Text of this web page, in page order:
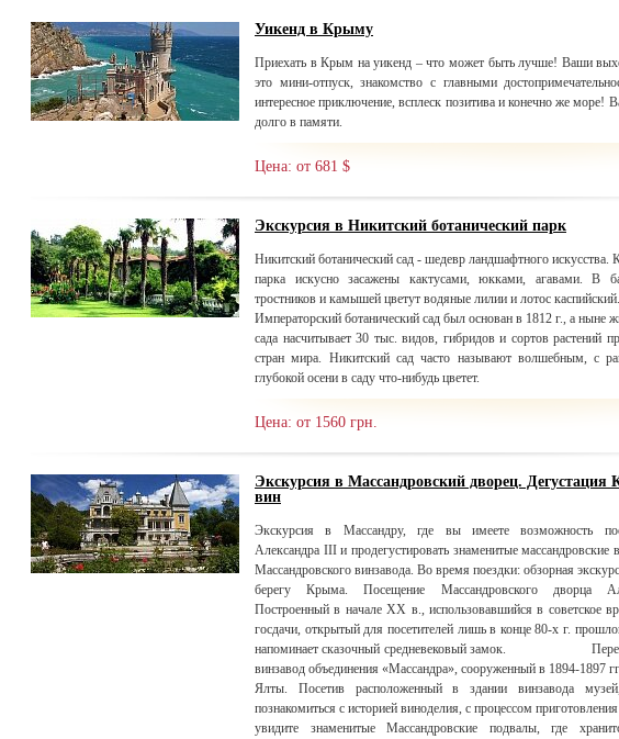
Уикенд в Крыму
Приехать в Крым на уикенд – что может быть лучше! Ваши
это мини-отпуск, знакомство с главными
интересное приключение, всплеск позитива и конечно же море!
долго в памяти.
Цена: от 681 $
Экскурсия в Никитский ботанический парк
Никитский ботанический сад - шедевр ландшафтного искусства.
парка искусно засажены кактусами, юкками, агавами. В
тростников и камышей цветут водяные лилии и лотос каспийский.
Императорский ботанический сад был основан в 1812 г., а ныне
сада насчитывает 30 тыс. видов, гибридов и сортов растений
стран мира. Никитский сад часто называют волшебным, с
глубокой осени в саду что-нибудь цветет.
Цена: от 1560 грн.
Экскурсия в Массандровский дворец. Дегустация
вин
Экскурсия в Массандру, где вы имеете возможность
Александра III и продегустировать знаменитые массандровские
Массандровского винзавода. Во время поездки: обзорная
берегу Крыма. Посещение Массандровского дворца
Построенный в начале XX в., использовавшийся в советское
госдачи, открытый для посетителей лишь в конце 80-х г.
напоминает сказочный средневековый замок.
винзавод объединения «Массандра», сооруженный в 1894-1897
Ялты. Посетив расположенный в здании винзавода
познакомиться с историей виноделия, с процессом
увидите знаменитые Массандровские подвалы, где